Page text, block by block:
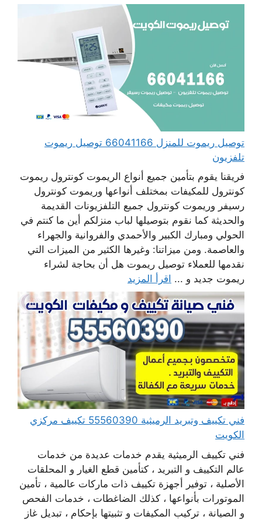
توصيل ريموت للمنزل 66041166 توصيل ريموت
تلفزيون
فريقنا يقوم بتأمين جميع أنواع الريموت كونترول ريموت
كونترول للمكيفات بمختلف أنواعها وريموت كونترول
رسيفر وريموت كونترول جميع التلفزيونات القديمة
والحديثة كما نقوم بتوصيلها لباب منزلكم أين ما كنتم في
الحولي ومبارك الكبير والأحمدي والفروانية والجهراء
والعاصمة. ومن ميزاتنا: وغيرها الكثير من الميزات التي
نقدمها للعملاء توصيل ريموت هل أن بحاجة لشراء
ريموت جديد و ... اقرأ المزيد
فني تكييف وتبريد الرميثية 55560390 تكييف مركزي
الكويت
فني تكييف الرميثية يقدم خدمات عديدة من خدمات
عالم التكييف و التبريد ، كتأمين قطع الغيار و المحلقات
الأصلية ، توفير أجهزة تكييف ذات ماركات عالمية ، تأمين
الموتورات بأنواعها ، كذلك الضاغطات ، خدمات الفحص
و الصيانة ، تركيب المكيفات و تثبيتها بإحكام ، تبديل غاز